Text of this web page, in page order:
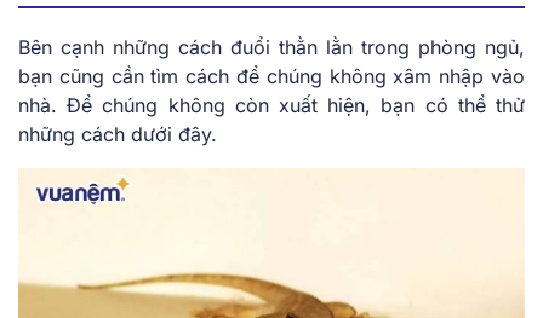
Bên cạnh những cách đuổi thằn lằn trong phòng ngủ,
bạn cũng cần tìm cách để chúng không xâm nhập vào
nhà. Để chúng không còn xuất hiện, bạn có thể thử
những cách dưới đây.